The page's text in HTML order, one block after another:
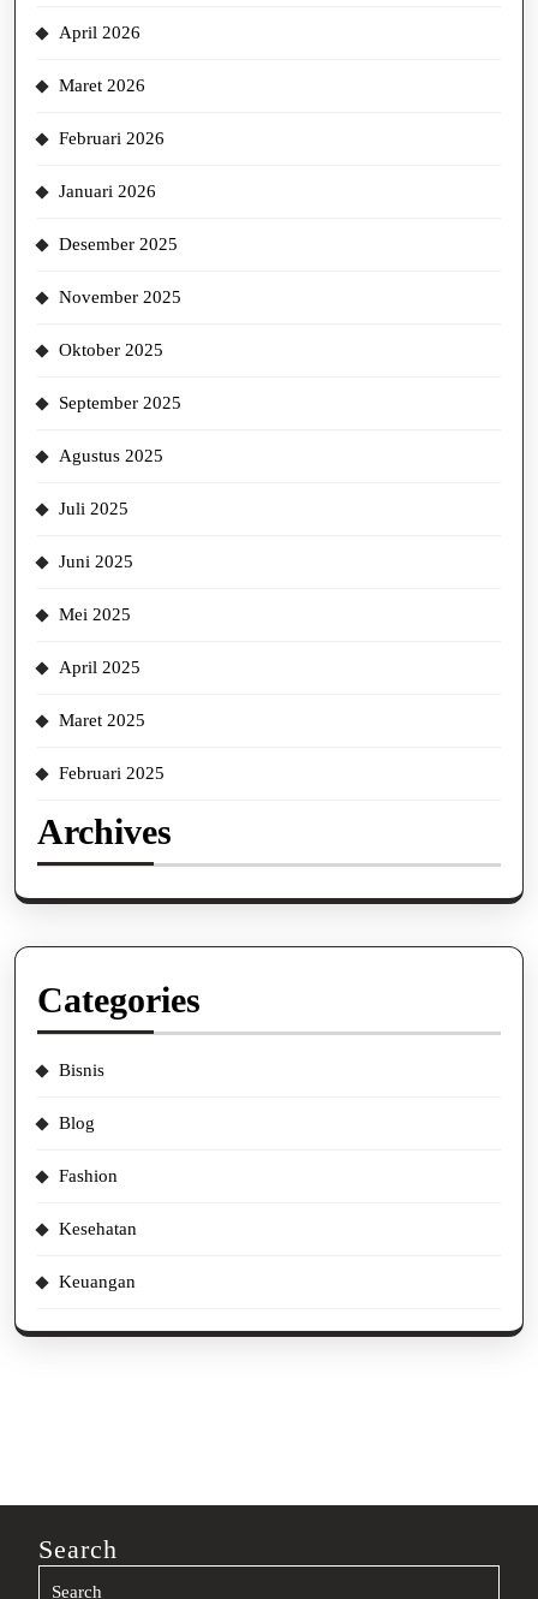
April 2026
Maret 2026
Februari 2026
Januari 2026
Desember 2025
November 2025
Oktober 2025
September 2025
Agustus 2025
Juli 2025
Juni 2025
Mei 2025
April 2025
Maret 2025
Februari 2025
Archives
Categories
Bisnis
Blog
Fashion
Kesehatan
Keuangan
Search